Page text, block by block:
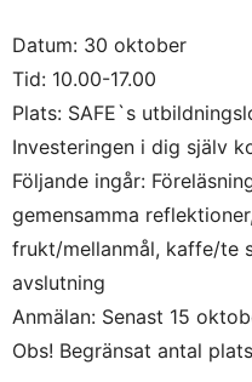
Datum: 30 oktober
Tid: 10.00-17.00
Plats: SAFE`s
Investeringen i dig själv
Följande ingår:
gemensamma
frukt/mellanmål, kaffe/te
avslutning
Anmälan: Senast 15
Obs! Begränsat antal